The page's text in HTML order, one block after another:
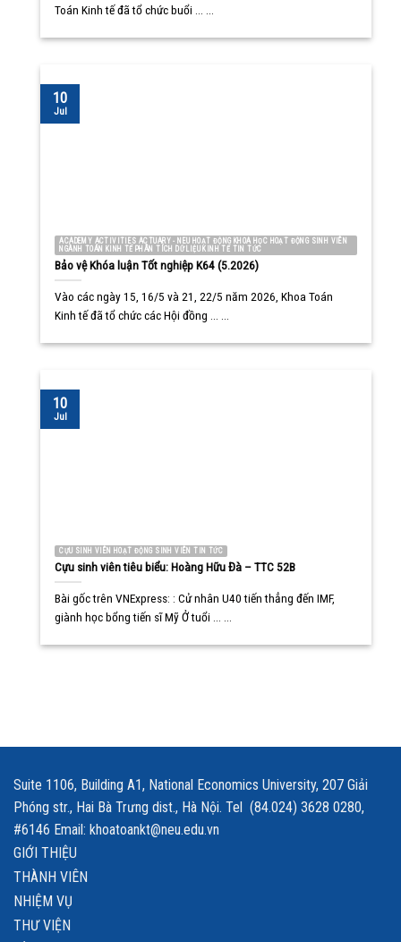
Toán Kinh tế đã tổ chức buổi ... ...
ACADEMY ACTIVITIES ACTUARY - NEU HOẠT ĐỘNG KHOA HỌC HOẠT ĐỘNG SINH VIÊN
NGÀNH TOÁN KINH TẾ PHÂN TÍCH DỮ LIỆU KINH TẾ TIN TỨC
Bảo vệ Khóa luận Tốt nghiệp K64 (5.2026)
Vào các ngày 15, 16/5 và 21, 22/5 năm 2026, Khoa Toán
Kinh tế đã tổ chức các Hội đồng ... ...
10
Jul
CỰU SINH VIÊN HOẠT ĐỘNG SINH VIÊN TIN TỨC
Cựu sinh viên tiêu biểu: Hoàng Hữu Đà – TTC 52B
Bài gốc trên VNExpress: : Cử nhân U40 tiến thẳng đến IMF,
giành học bổng tiến sĩ Mỹ Ở tuổi ... ...
10
Jul
Suite 1106, Building A1, National Economics University, 207 Giải
Phóng str., Hai Bà Trưng dist., Hà Nội. Tel (84.024) 3628 0280,
#6146 Email: khoatoankt@neu.edu.vn
GIỚI THIỆU
THÀNH VIÊN
NHIỆM VỤ
THƯ VIỆN